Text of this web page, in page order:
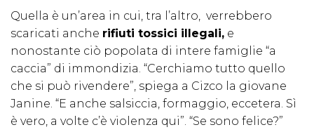
Quella è un’area in cui, tra l’altro, verrebbero
scaricati anche rifiuti tossici illegali, e
nonostante ciò popolata di intere famiglie “a
caccia” di immondizia. “Cerchiamo tutto quello
che si può rivendere”, spiega a Cizco la giovane
Janine. “E anche salsiccia, formaggio, eccetera. Sì
è vero, a volte c’è violenza qui”. “Se sono felice?”